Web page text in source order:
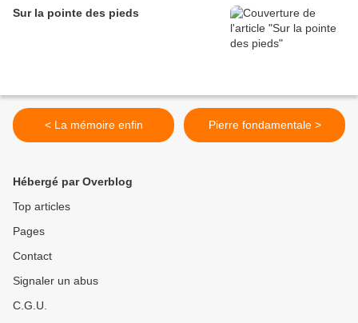
Sur la pointe des pieds
< La mémoire enfin Pierre fondamentale >
Hébergé par Overblog
Top articles
Pages
Contact
Signaler un abus
C.G.U.